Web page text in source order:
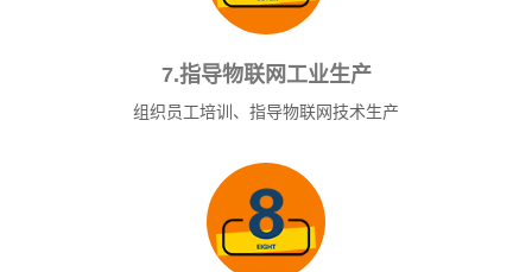
7.指导物联网工业生产
组织员工培训、指导物联网技术生产